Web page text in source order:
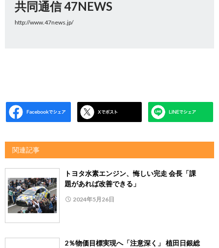
共同通信 47NEWS
http://www.47news.jp/
関連記事
トヨタ水素エンジン、悔しい完走 会長「課
題があれば改善できる」
2024年5月26日
2％物価目標実現へ「注意深く」 植田日銀総